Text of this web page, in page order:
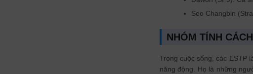
Seo Changbin
NHÓM TÍNH
Trong cuộc sống, các ESTP
năng động. Họ là những